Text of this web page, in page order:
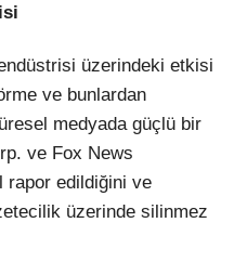
üzerindeki etkisi
ve bunlardan
medyada güçlü bir
ve Fox News
rapor edildiğini ve
üzerinde silinmez